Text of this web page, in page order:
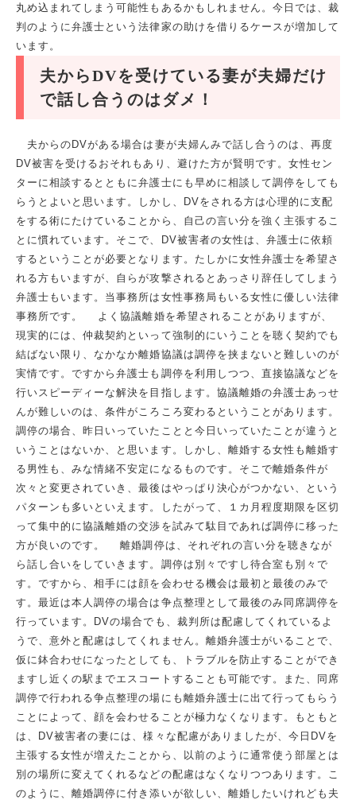
丸め込まれてしまう可能性もあるかもしれません。今日では、裁
判のように弁護士という法律家の助けを借りるケースが増加して
います。
夫からDVを受けている妻が夫婦だけ
で話し合うのはダメ！
夫からのDVがある場合は妻が夫婦んみで話し合うのは、再度
DV被害を受けるおそれもあり、避けた方が賢明です。女性セン
ターに相談するとともに弁護士にも早めに相談して調停をしても
らうとよいと思います。しかし、DVをされる方は心理的に支配
をする術にたけていることから、自己の言い分を強く主張するこ
とに慣れています。そこで、DV被害者の女性は、弁護士に依頼
するということが必要となります。たしかに女性弁護士を希望さ
れる方もいますが、自らが攻撃されるとあっさり辞任してしまう
弁護士もいます。当事務所は女性事務局もいる女性に優しい法律
事務所です。 よく協議離婚を希望されることがありますが、
現実的には、仲裁契約といって強制的にいうことを聴く契約でも
結ばない限り、なかなか離婚協議は調停を挟まないと難しいのが
実情です。ですから弁護士も調停を利用しつつ、直接協議などを
行いスピーディーな解決を目指します。協議離婚の弁護士あっせ
んが難しいのは、条件がころころ変わるということがあります。
調停の場合、昨日いっていたことと今日いっていたことが違うと
いうことはないか、と思います。しかし、離婚する女性も離婚す
る男性も、みな情緒不安定になるものです。そこで離婚条件が
次々と変更されていき、最後はやっぱり決心がつかない、という
パターンも多いといえます。したがって、１カ月程度期限を区切
って集中的に協議離婚の交渉を試みて駄目であれば調停に移った
方が良いのです。 離婚調停は、それぞれの言い分を聴きなが
ら話し合いをしていきます。調停は別々ですし待合室も別々で
す。ですから、相手には顔を会わせる機会は最初と最後のみで
す。最近は本人調停の場合は争点整理として最後のみ同席調停を
行っています。DVの場合でも、裁判所は配慮してくれているよ
うで、意外と配慮はしてくれません。離婚弁護士がいることで、
仮に鉢合わせになったとしても、トラブルを防止することができ
ますし近くの駅までエスコートすることも可能です。また、同席
調停で行われる争点整理の場にも離婚弁護士に出て行ってもらう
ことによって、顔を会わせることが極力なくなります。もともと
は、DV被害者の妻には、様々な配慮がありましたが、今日DVを
主張する女性が増えたことから、以前のように通常使う部屋とは
別の場所に変えてくれるなどの配慮はなくなりつつあります。こ
のように、離婚調停に付き添いが欲しい、離婚したいけれども夫